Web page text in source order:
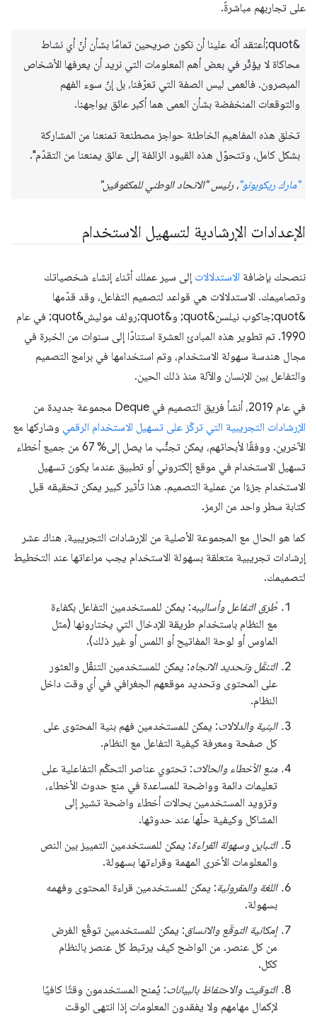
على تجاربهم مباشرةً.
&quot;أعتقد أنّه علينا أن نكون صريحين تمامًا بشأن أنّ أي نشاط
محاكاة لا يؤثّر في بعض أهم المعلومات التي نريد أن يعرفها الأشخاص
المبصرون. فالعمى ليس الصفة التي تعرّفنا، بل إنّ سوء الفهم
والتوقعات المنخفضة بشأن العمى هما أكبر عائق يواجهنا.
تخلق هذه المفاهيم الخاطئة حواجز مصطنعة تمنعنا من المشاركة
بشكل كامل، وتتحوّل هذه القيود الزائفة إلى عائق يمنعنا من التقدّم".
"مارك ريكوبونو"، رئيس "الاتحاد الوطني للمكفوفين"
الإعدادات الإرشادية لتسهيل الاستخدام
ننصحك بإضافة الاستدلالات إلى سير عملك أثناء إنشاء شخصياتك
وتصاميمك. الاستدلالات هي قواعد لتصميم التفاعل، وقد قدّمها
&quot;جاكوب نيلسن&quot; و&quot;رولف موليش&quot; في عام
1990. تم تطوير هذه المبادئ العشرة استنادًا إلى سنوات من الخبرة في
مجال هندسة سهولة الاستخدام، وتم استخدامها في برامج التصميم
والتفاعل بين الإنسان والآلة منذ ذلك الحين.
في عام 2019، أنشأ فريق التصميم في Deque مجموعة جديدة من
الإرشادات التجريبية التي تركّز على تسهيل الاستخدام الرقمي وشاركها مع
الآخرين. ووفقًا لأبحاثهم، يمكن تجنُّب ما يصل إلى% 67 من جميع أخطاء
تسهيل الاستخدام في موقع إلكتروني أو تطبيق عندما يكون تسهيل
الاستخدام جزءًا من عملية التصميم. هذا تأثير كبير يمكن تحقيقه قبل
كتابة سطر واحد من الرمز.
كما هو الحال مع المجموعة الأصلية من الإرشادات التجريبية، هناك عشر
إرشادات تجريبية متعلقة بسهولة الاستخدام يجب مراعاتها عند التخطيط
لتصميمك.
طُرق التفاعل وأساليبه: يمكن للمستخدمين التفاعل بكفاءة
مع النظام باستخدام طريقة الإدخال التي يختارونها (مثل
الماوس أو لوحة المفاتيح أو اللمس أو غير ذلك).
التنقّل وتحديد الاتجاه: يمكن للمستخدمين التنقّل والعثور
على المحتوى وتحديد موقعهم الجغرافي في أي وقت داخل
النظام.
البنية والدلالات: يمكن للمستخدمين فهم بنية المحتوى على
كل صفحة ومعرفة كيفية التفاعل مع النظام.
منع الأخطاء والحالات: تحتوي عناصر التحكّم التفاعلية على
تعليمات دائمة وواضحة للمساعدة في منع حدوث الأخطاء،
وتزويد المستخدمين بحالات أخطاء واضحة تشير إلى
المشاكل وكيفية حلّها عند حدوثها.
التباين وسهولة القراءة: يمكن للمستخدمين التمييز بين النص
والمعلومات الأخرى المهمة وقراءتها بسهولة.
اللغة والمقروئية: يمكن للمستخدمين قراءة المحتوى وفهمه
بسهولة.
إمكانية التوقّع والاتساق: يمكن للمستخدمين توقّع الغرض
من كل عنصر. من الواضح كيف يرتبط كل عنصر بالنظام
ككل.
التوقيت والاحتفاظ بالبيانات: يُمنح المستخدمون وقتًا كافيًا
لإكمال مهامهم ولا يفقدون المعلومات إذا انتهى الوقت